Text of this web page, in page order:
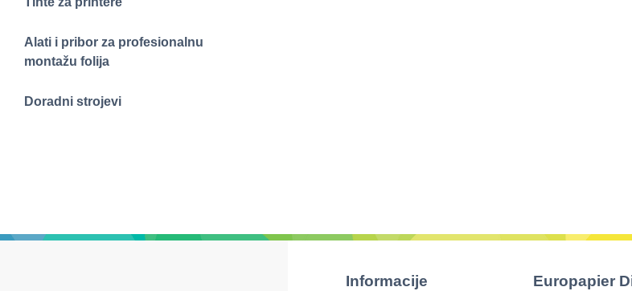
Alati i pribor za profesionalnu
montažu folija
Doradni strojevi
Informacije Europapier